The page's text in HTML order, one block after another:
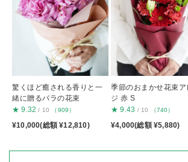
驚くほど癒される香りと一
緒に贈るバラの花束
★ 9.32 / 10 （909）
¥10,000(総額 ¥12,810)
季節のおまかせ花束ア
ジ 赤 S
★ 9.43 / 10 （740）
¥4,000(総額 ¥5,880)